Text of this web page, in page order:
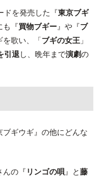
ドを発売した『東京ブギ
も『買物ブギー』や『ブ
を歌い、「ブギの女王」
引退し、晩年まで演劇の
ギウギ』の他にどんな
んの『 リンゴの唄 』と藤